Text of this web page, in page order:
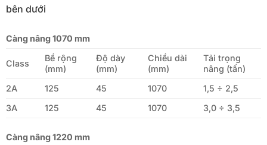
bên dưới
Càng nâng 1070 mm
Class
Bề rộng
(mm)
Độ dày
(mm)
Chiều dài
(mm)
Tải trọng
nâng (tấn)
2A
125 45 1070
1,5 ÷ 2,5
3A
125 45 1070 3,0 ÷ 3,5
Càng nâng 1220 mm